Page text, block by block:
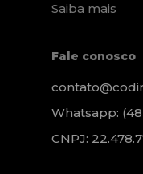
Saiba mais
Fale conosco
Whatsapp:
CNPJ: